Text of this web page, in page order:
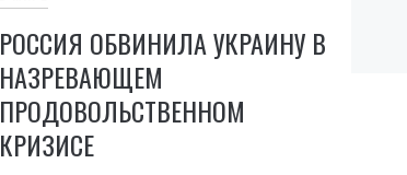
РОССИЯ ОБВИНИЛА УКРАИНУ В
НАЗРЕВАЮЩЕМ
ПРОДОВОЛЬСТВЕННОМ
КРИЗИСЕ